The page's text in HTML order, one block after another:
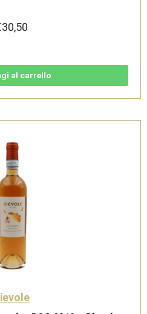
30,50
al carrello